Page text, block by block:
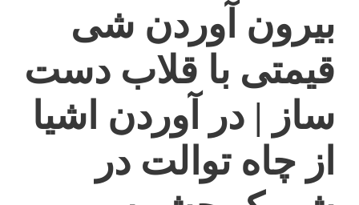
بیرون آوردن شی
قیمتی با قلاب دست
ساز | در آوردن اشیا
از چاه توالت در